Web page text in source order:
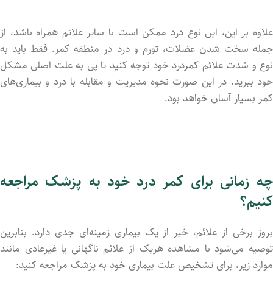
علاوه بر این، این نوع درد ممکن است با سایر علائم همراه باشد، از
جمله سخت شدن عضلات، تورم و درد در منطقه کمر. فقط باید به
نوع و شدت علائم کمردرد خود توجه کنید تا پی به علت اصلی مشکل
خود ببرید. در این صورت نحوه مدیریت و مقابله با درد و بیماری‌های
کمر بسیار آسان خواهد بود.
چه زمانی برای کمر درد خود به پزشک مراجعه
کنیم؟
بروز برخی از علائم، خبر از یک بیماری زمینه‌ای جدی دارد. بنابرین
توصیه می‌شود با مشاهده هریک از علائم ناگهانی یا غیرعادی مانند
موارد زیر، برای تشخیص علت بیماری خود به پزشک مراجعه کنید: